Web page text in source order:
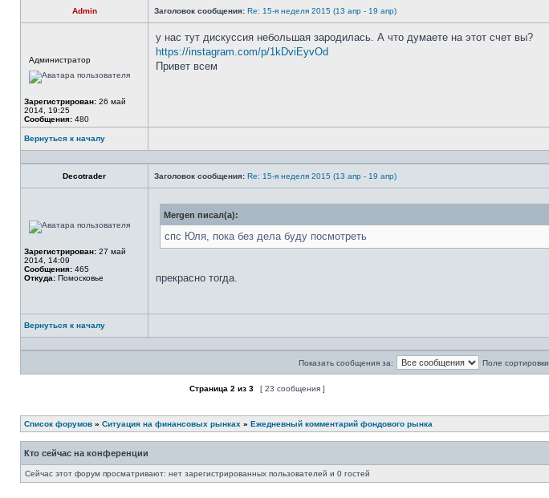
Admin Заголовок сообщения: Re: 15-я неделя 2015 (13 апр - 19 апр)
в
Администратор
Зарегистрирован: 26 май
2014, 19:25
Сообщения: 480
у нас тут дискуссия небольшая зародилась. А что думаете на этот счет вы?
https://instagram.com/p/1kDviEyvOd
Привет всем
Вернуться к началу
Профиль
Decotrader Заголовок сообщения: Re: 15-я неделя 2015 (13 апр - 19 апр)
в
Зарегистрирован: 27 май
2014, 14:09
Сообщения: 465
Откуда: Помосковье
Mergen писал(а):
спс Юля, пока без дела буду посмотреть
прекрасно тогда.
Вернуться к началу
Профиль
Показать сообщения за: Поле сортировки
Страница 2 из 3 [ 23 сообщения ]
Список форумов » Ситуация на финансовых рынках » Ежедневный комментарий фондового рынка
Кто сейчас на конференции
Сейчас этот форум просматривают: нет зарегистрированных пользователей и 0 гостей